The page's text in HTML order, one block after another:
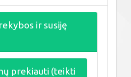
ir susiję
prekiauti (teikti